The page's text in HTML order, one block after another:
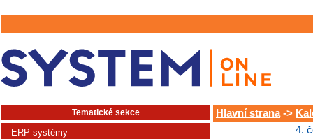
Tematické sekce
ERP systémy
Hlavní strana->
4.